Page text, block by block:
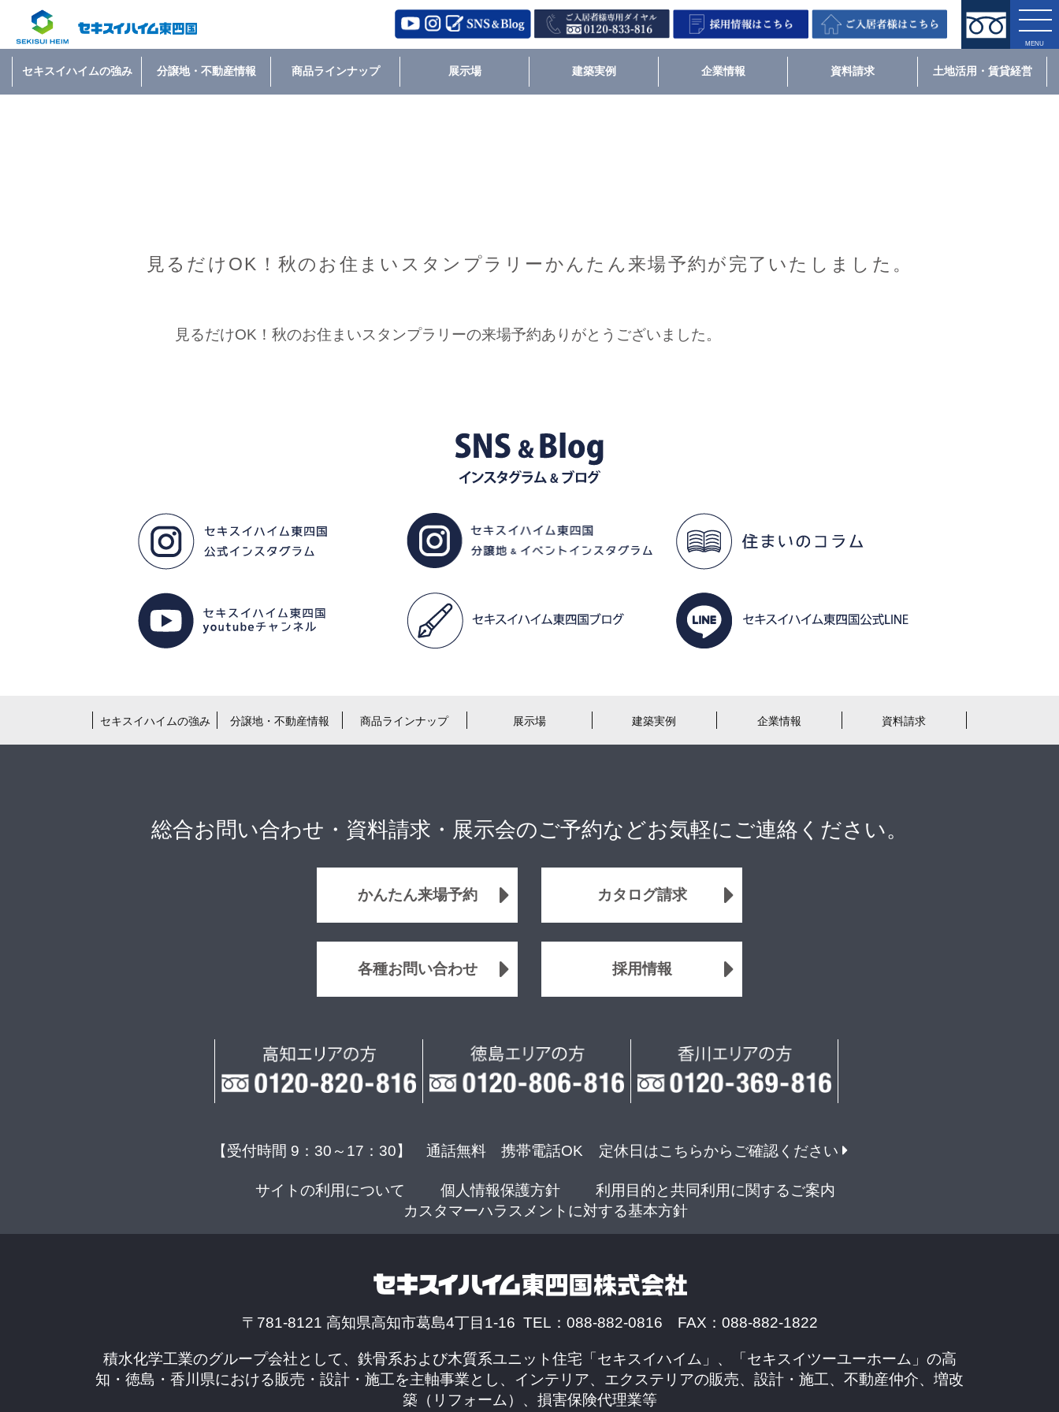
セキスイハイムの強み 分譲地・不動産情報 商品ラインナップ 展示場 建築実例 企業情報 資料請求 土地活用・賃貸経営
見るだけOK！秋のお住まいスタンプラリーかんたん来場予約が完了いたしました。
見るだけOK！秋のお住まいスタンプラリーの来場予約ありがとうございました。
セキスイハイムの強み 分譲地・不動産情報 商品ラインナップ 展示場 建築実例 企業情報 資料請求
総合お問い合わせ・資料請求・展示会のご予約などお気軽にご連絡ください。
かんたん来場予約 カタログ請求
各種お問い合わせ 採用情報
【受付時間 9：30～17：30】 通話無料 携帯電話OK 定休日はこちらからご確認ください
サイトの利用について 個人情報保護方針
利用目的と共同利用に関するご案内
カスタマーハラスメントに対する基本方針
〒781-8121 高知県高知市葛島4丁目1-16 TEL：088-882-0816 FAX：088-882-1822
積水化学工業のグループ会社として、鉄骨系および木質系ユニット住宅「セキスイハイム」、「セキスイツーユーホーム」の高
知・徳島・香川県における販売・設計・施工を主軸事業とし、インテリア、エクステリアの販売、設計・施工、不動産仲介、増改
築（リフォーム）、損害保険代理業等